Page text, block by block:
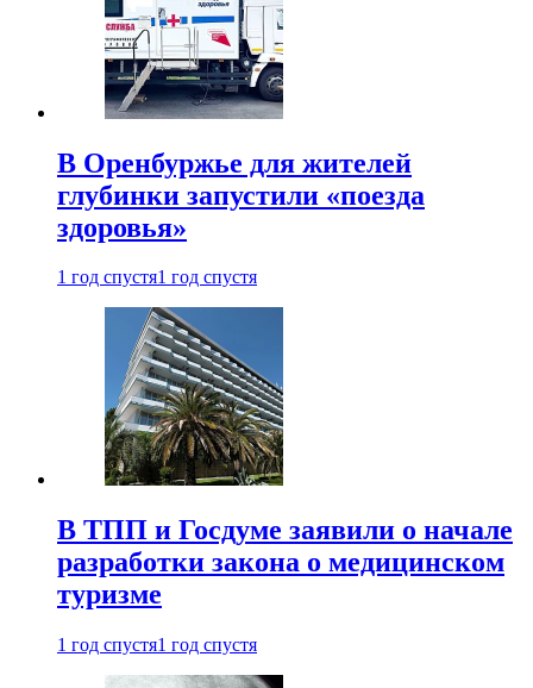
В Оренбуржье для жителей
глубинки запустили «поезда
здоровья»
1 год спустя1 год спустя
В ТПП и Госдуме заявили о начале
разработки закона о медицинском
туризме
1 год спустя1 год спустя